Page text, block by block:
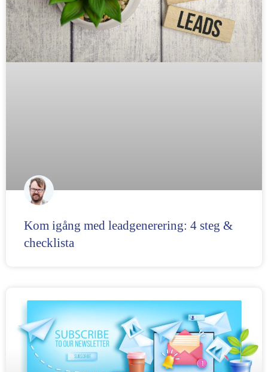
Kom igång med leadgenerering: 4 steg &
checklista